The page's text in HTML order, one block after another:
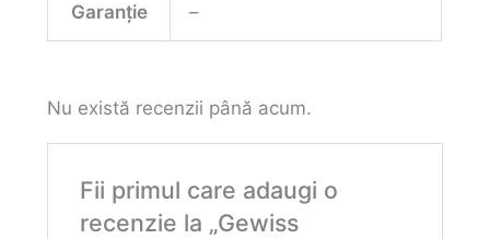
Garanție –
Nu există recenzii până acum.
Fii primul care adaugi o
recenzie la „Gewiss